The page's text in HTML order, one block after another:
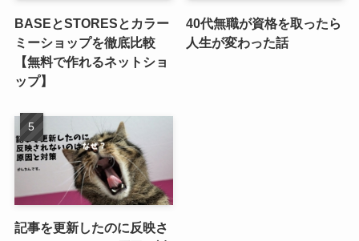
BASEとSTORESとカラー
ミーショップを徹底比較
【無料で作れるネットショ
ップ】
40代無職が資格を取ったら
人生が変わった話
記事を更新したのに反映さ